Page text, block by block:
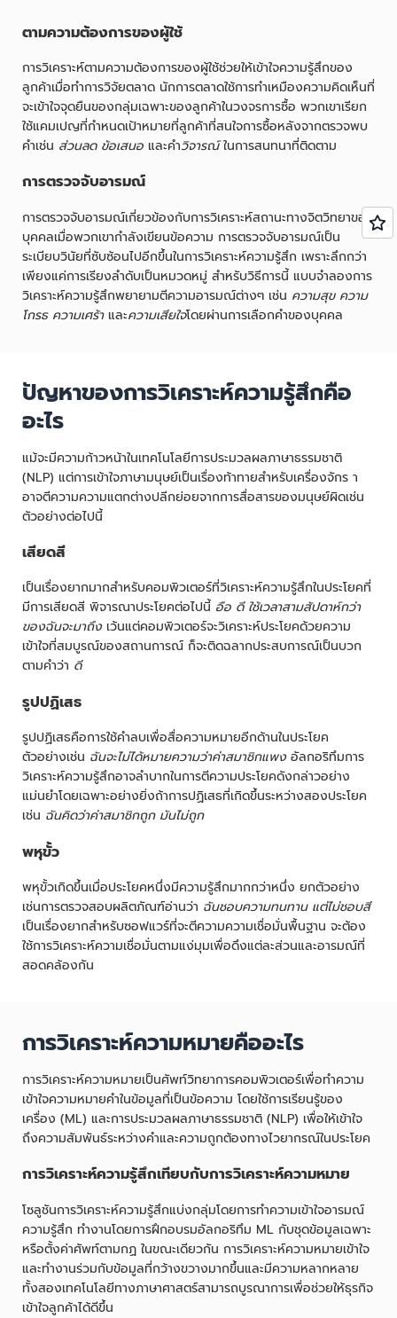
ตามความต้องการของผู้ใช้
การวิเคราะห์ตามความต้องการของผู้ใช้ช่วยให้เข้าใจความรู้สึกของ
ลูกค้าเมื่อทำการวิจัยตลาด นักการตลาดใช้การทำเหมืองความคิดเห็นที่
จะเข้าใจจุดยืนของกลุ่มเฉพาะของลูกค้าในวงจรการซื้อ พวกเขาเรียก
ใช้แคมเปญที่กำหนดเป้าหมายที่ลูกค้าที่สนใจการซื้อหลังจากตรวจพบ
คำเช่น ส่วนลด ข้อเสนอ และคำวิจารณ์ในการสนทนาที่ติดตาม
การตรวจจับอารมณ์
การตรวจจับอารมณ์เกี่ยวข้องกับการวิเคราะห์สถานะทางจิตวิทยาของ
บุคคลเมื่อพวกเขากำลังเขียนข้อความ การตรวจจับอารมณ์เป็น
ระเบียบวินัยที่ซับซ้อนไปอีกขึ้นในการวิเคราะห์ความรู้สึก เพราะลึกกว่า
เพียงแค่การเรียงลำดับเป็นหมวดหมู่ สำหรับวิธีการนี้ แบบจำลองการ
วิเคราะห์ความรู้สึกพยายามตีความอารมณ์ต่างๆ เช่น ความสุข ความ
โกรธ ความเศร้าและความเสียใจโดยผ่านการเลือกคำของบุคคล
ปัญหาของการวิเคราะห์ความรู้สึกคือ
อะไร
แม้จะมีความก้าวหน้าในเทคโนโลยีการประมวลผลภาษาธรรมชาติ
(NLP) แต่การเข้าใจภาษามนุษย์เป็นเรื่องท้าทายสำหรับเครื่องจักร า
อาจตีความความแตกต่างปลีกย่อยจากการสื่อสารของมนุษย์ผิดเช่น
ตัวอย่างต่อไปนี้
เสียดสี
เป็นเรื่องยากมากสำหรับคอมพิวเตอร์ที่วิเคราะห์ความรู้สึกในประโยคที่
มีการเสียดสี พิจารณาประโยคต่อไปนี้ อือ ดี ใช้เวลาสามสัปดาห์กว่า
ของฉันจะมาถึงเว้นแต่คอมพิวเตอร์จะวิเคราะห์ประโยคด้วยความ
เข้าใจที่สมบูรณ์ของสถานการณ์ ก็จะติดฉลากประสบการณ์เป็นบวก
ตามคำว่า ดี
รูปปฏิเสธ
รูปปฏิเสธคือการใช้คำลบเพื่อสื่อความหมายอีกด้านในประโยค
ตัวอย่างเช่น ฉันจะไม่ได้หมายความว่าค่าสมาชิกแพงอัลกอริทึมการ
วิเคราะห์ความรู้สึกอาจลำบากในการตีความประโยคดังกล่าวอย่าง
แม่นยำโดยเฉพาะอย่างยิ่งถ้าการปฏิเสธที่เกิดขึ้นระหว่างสองประโยค
เช่น ฉันคิดว่าค่าสมาชิกถูก มันไม่ถูก
พหุขั้ว
พหุขั้วเกิดขึ้นเมื่อประโยคหนึ่งมีความรู้สึกมากกว่าหนึ่ง ยกตัวอย่าง
เช่นการตรวจสอบผลิตภัณฑ์อ่านว่า ฉันชอบความทนทาน แต่ไม่ชอบสี
เป็นเรื่องยากสำหรับซอฟแวร์ที่จะตีความความเชื่อมั่นพื้นฐาน จะต้อง
ใช้การวิเคราะห์ความเชื่อมั่นตามแง่มุมเพื่อดึงแต่ละส่วนและอารมณ์ที่
สอดคล้องกัน
การวิเคราะห์ความหมายคืออะไร
การวิเคราะห์ความหมายเป็นศัพท์วิทยาการคอมพิวเตอร์เพื่อทำความ
เข้าใจความหมายคำในข้อมูลที่เป็นข้อความ โดยใช้การเรียนรู้ของ
เครื่อง (ML) และการประมวลผลภาษาธรรมชาติ (NLP) เพื่อให้เข้าใจ
ถึงความสัมพันธ์ระหว่างคำและความถูกต้องทางไวยากรณ์ในประโยค
การวิเคราะห์ความรู้สึกเทียบกับการวิเคราะห์ความหมาย
โซลูชันการวิเคราะห์ความรู้สึกแบ่งกลุ่มโดยการทำความเข้าใจอารมณ์
ความรู้สึก ทำงานโดยการฝึกอบรมอัลกอริทึม ML กับชุดข้อมูลเฉพาะ
หรือตั้งค่าศัพท์ตามกฏ ในขณะเดียวกัน การวิเคราะห์ความหมายเข้าใจ
และทำงานร่วมกับข้อมูลที่กว้างขวางมากขึ้นและมีความหลากหลาย
ทั้งสองเทคโนโลยีทางภาษาศาสตร์สามารถบูรณาการเพื่อช่วยให้ธุรกิจ
เข้าใจลูกค้าได้ดีขึ้น